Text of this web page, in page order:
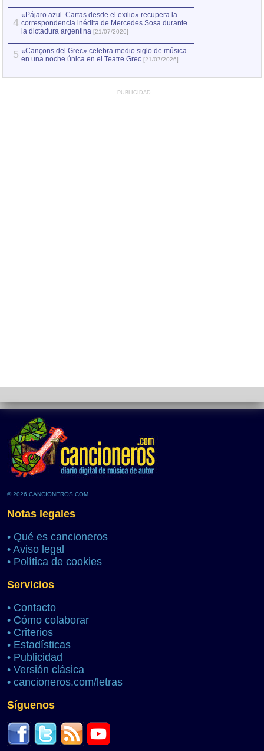
4
«Pájaro azul. Cartas desde el exilio» recupera la
correspondencia inédita de Mercedes Sosa durante
la dictadura argentina [21/07/2026]
5 «Cançons del Grec» celebra medio siglo de música
en una noche única en el Teatre Grec [21/07/2026]
PUBLICIDAD
© 2026 CANCIONEROS.COM
Notas legales
• Qué es cancioneros
• Aviso legal
• Política de cookies
Servicios
• Contacto
• Cómo colaborar
• Criterios
• Estadísticas
• Publicidad
• Versión clásica
• cancioneros.com/letras
Síguenos